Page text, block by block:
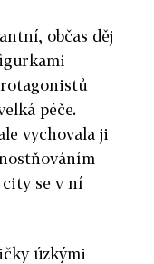
občas děj
péče.
vychovala ji
se v ní
úzkými